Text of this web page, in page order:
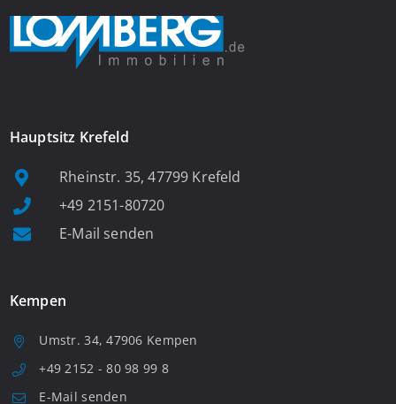
Hauptsitz Krefeld
Rheinstr. 35, 47799 Krefeld
+49 2151-80720
E-Mail senden
Kempen
Umstr. 34, 47906 Kempen
+49 2152 - 80 98 99 8
E-Mail senden